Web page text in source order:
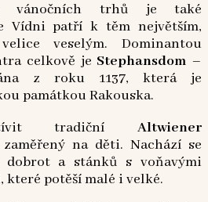
vánočních trhů je také
Vídni patří k těm největším,
veselým. Dominantou
celkově je Stephansdom –
z roku 1137, která je
památkou Rakouska.
tradiční Altwiener
na děti. Nachází se
dobrot a stánků s voňavými
potěší malé i velké.